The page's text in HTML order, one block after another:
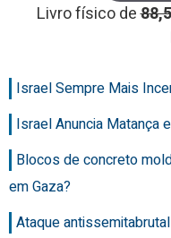
Livro físico de
Israel Sempre Mais
Israel Anuncia Matança
Blocos de concreto
em Gaza?
Ataque